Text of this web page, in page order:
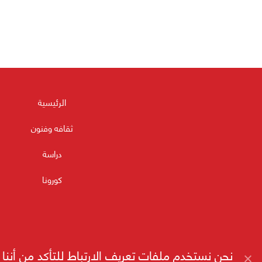
الرئيسية
ثقافه وفنون
دراسة
كورونا
نحن نستخدم ملفات تعريف الارتباط للتأكد من